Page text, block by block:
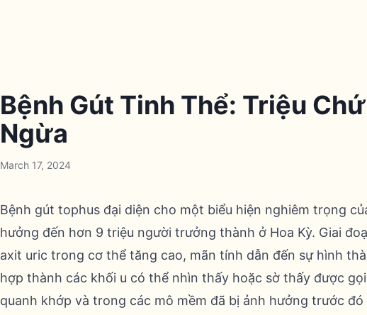
Bệnh Gút Tinh Thể: Triệu
Ngừa
March 17, 2024
Bệnh gút tophus đại diện cho một biểu hiện nghiêm trọng
hưởng đến hơn 9 triệu người trưởng thành ở Hoa Kỳ. Giai
axit uric trong cơ thể tăng cao, mãn tính dẫn đến sự hình
hợp thành các khối u có thể nhìn thấy hoặc sờ thấy được
quanh khớp và trong các mô mềm đã bị ảnh hưởng trước